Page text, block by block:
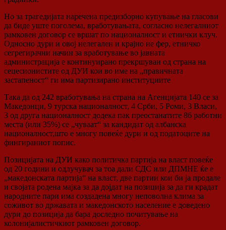
Но за трагедијата наречена предизборно купување на гласови
да биде уште поголема, вработувањата, согласно нелегалниот
рамковен договор се вршат по националност и етнички клуч.
Односно дури и овој нелегален и крајно не фер, етничко
сегрегирачни начин за вработување во јавната
администрација е континуирано прекршуван од страна на
сецесионистите од ДУИ кои во име на „правичната
застапеност“ ги има партизирано институциите
Така да од 242 вработувања на страна на Агенцијата 140 се за
Македонци, 9 турска националност, 4 Срби, 5 Роми, 3 Власи,
3 од друга националност додека пак преостанатите 86 работни
места (или 35%) се „чуваат“ за кандидат од албанска
националност,што е многу повеќе дури и од податоците на
фингираниот попис.
Позицијата на ДУИ како политичка партија на власт повеќе
од 20 години и одлучувач за тоа дали СДС или ДПМНЕ ќе е
„македонската партија“ на власт, две партии кои би ја продале
и својата родена мајка за да дојдат на позиција за да ги крадат
народните пари има создадена многу неповолна клима за
соживот во државата и македонското население е доведено
дури до позиција да бара доследно почитување на
колонијалистичкиот рамковен договор.